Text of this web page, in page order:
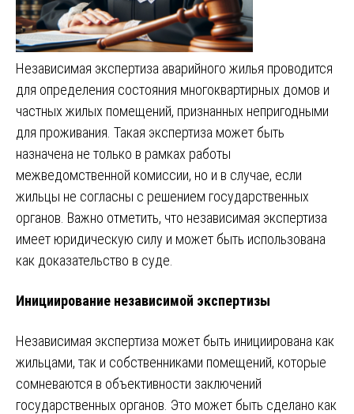
Независимая экспертиза аварийного жилья проводится
для определения состояния многоквартирных домов и
частных жилых помещений, признанных непригодными
для проживания. Такая экспертиза может быть
назначена не только в рамках работы
межведомственной комиссии, но и в случае, если
жильцы не согласны с решением государственных
органов. Важно отметить, что независимая экспертиза
имеет юридическую силу и может быть использована
как доказательство в суде.
Инициирование независимой экспертизы
Независимая экспертиза может быть инициирована как
жильцами, так и собственниками помещений, которые
сомневаются в объективности заключений
государственных органов. Это может быть сделано как